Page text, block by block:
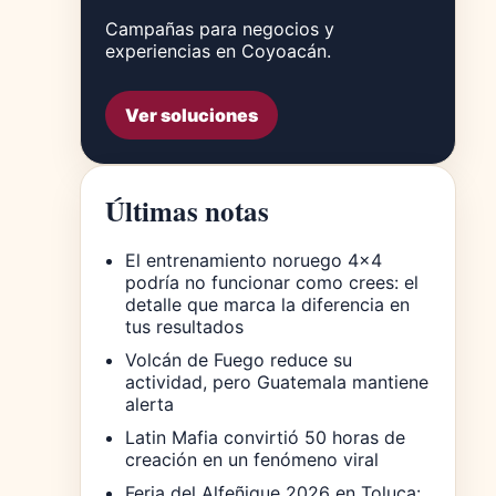
Campañas para negocios y
experiencias en Coyoacán.
Ver soluciones
Últimas notas
El entrenamiento noruego 4×4
podría no funcionar como crees: el
detalle que marca la diferencia en
tus resultados
Volcán de Fuego reduce su
actividad, pero Guatemala mantiene
alerta
Latin Mafia convirtió 50 horas de
creación en un fenómeno viral